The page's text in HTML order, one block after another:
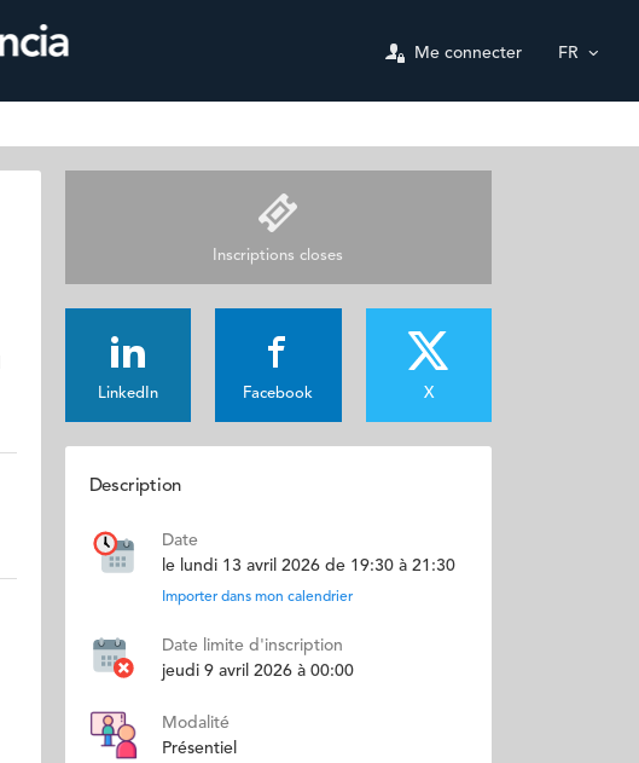
Me connecter FR
Inscriptions closes
LinkedIn Facebook X
Description
Date
le lundi 13 avril 2026 de 19:30 à 21:30
Importer dans mon calendrier
Date limite d'inscription
jeudi 9 avril 2026 à 00:00
Modalité
Présentiel